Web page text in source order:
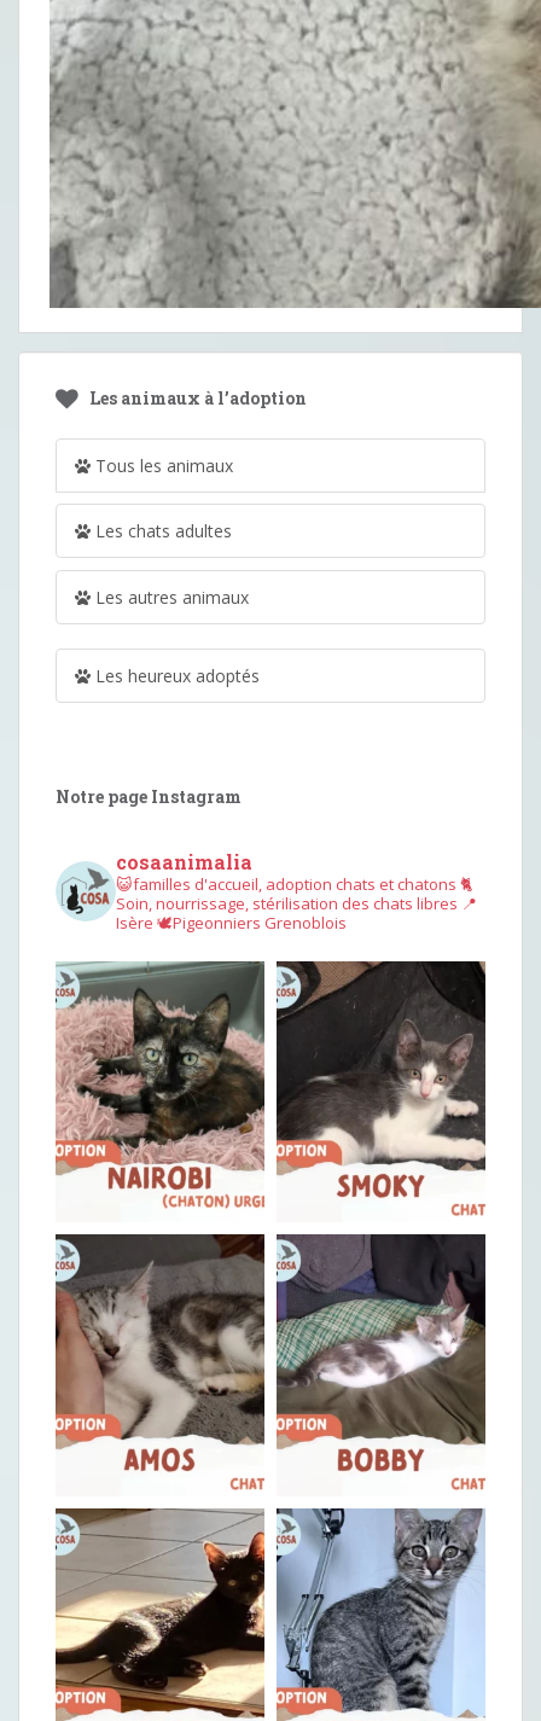
Les animaux à l’adoption
Tous les animaux
Les chats adultes
Les autres animaux
Les heureux adoptés
Notre page Instagram
cosaanimalia
😺familles d'accueil, adoption chats et chatons 🐈
Soin, nourrissage, stérilisation des chats libres 📍
Isère 🕊︎Pigeonniers Grenoblois